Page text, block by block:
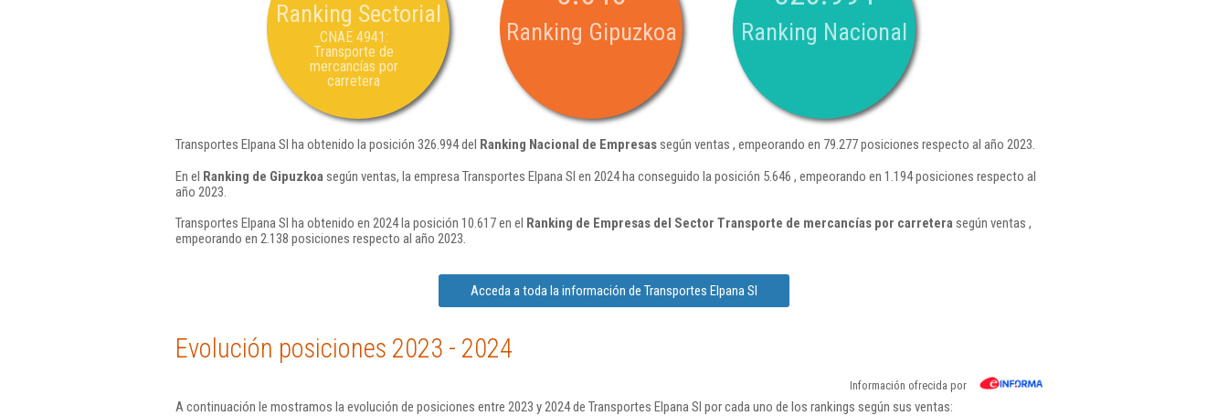
Ranking Sectorial
CNAE 4941:
Transporte de
mercancías por
carretera
Ranking Gipuzkoa Ranking Nacional
Transportes Elpana Sl ha obtenido la posición 326.994 del Ranking Nacional de Empresassegún ventas , empeorando en 79.277 posiciones respecto al año 2023.
En el Ranking de Gipuzkoa según ventas, la empresa Transportes Elpana Sl en 2024 ha conseguido la posición 5.646 , empeorando en 1.194 posiciones respecto al
año 2023.
Transportes Elpana Sl ha obtenido en 2024 la posición 10.617 en el Ranking de Empresas del Sector Transporte de mercancías por carreterasegún ventas ,
empeorando en 2.138 posiciones respecto al año 2023.
Acceda a toda la información de Transportes Elpana Sl
Evolución posiciones 2023 - 2024
Información ofrecida por
A continuación le mostramos la evolución de posiciones entre 2023 y 2024 de Transportes Elpana Sl por cada uno de los rankings según sus ventas: